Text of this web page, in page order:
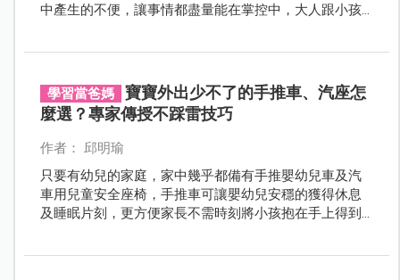
中產生的不便，讓事情都盡量能在掌控中，大人跟小孩
學習當爸媽
寶寶外出少不了的手推車、汽座怎
麼選？專家傳授不踩雷技巧
作者： 邱明瑜
只要有幼兒的家庭，家中幾乎都備有手推嬰幼兒車及汽
車用兒童安全座椅，手推車可讓嬰幼兒安穩的獲得休息
及睡眠片刻，更方便家長不需時刻將小孩抱在手上得到